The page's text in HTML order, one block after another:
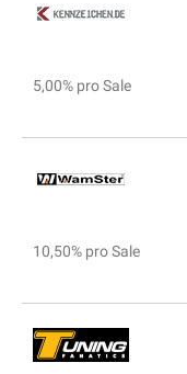
5,00% pro Sale
10,50% pro Sale